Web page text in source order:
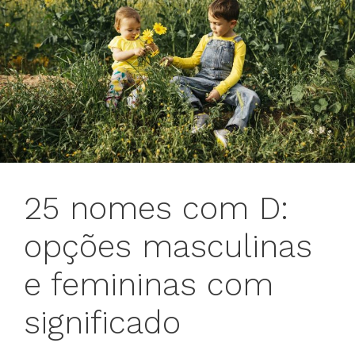
25 nomes com D:
opções masculinas
e femininas com
significado